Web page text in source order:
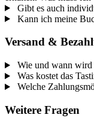
Gibt es auch
Kann ich meine
Versand &
Wie und wann wird
Was kostet das
Welche
Weitere Fragen